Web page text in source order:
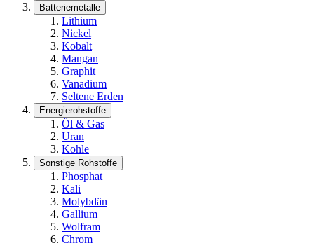
Batteriemetalle
Lithium
Nickel
Kobalt
Mangan
Graphit
Vanadium
Seltene Erden
Energierohstoffe
Öl & Gas
Uran
Kohle
Sonstige Rohstoffe
Phosphat
Kali
Molybdän
Gallium
Wolfram
Chrom